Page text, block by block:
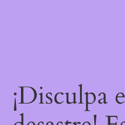
¡Disculpa